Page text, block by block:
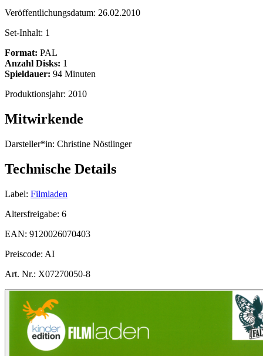
Veröffentlichungsdatum: 26.02.2010
Set-Inhalt: 1
Format: PAL
Anzahl Disks: 1
Spieldauer: 94 Minuten
Produktionsjahr: 2010
Mitwirkende
Darsteller*in: Christine Nöstlinger
Technische Details
Label: Filmladen
Altersfreigabe: 6
EAN: 9120026070403
Preiscode: AI
Art. Nr.: X07270050-8